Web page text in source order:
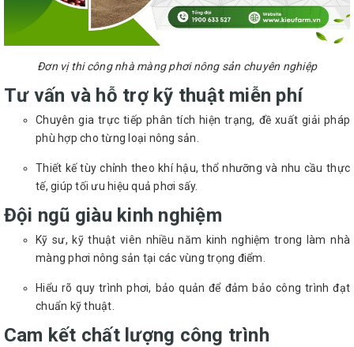
Đơn vị thi công nhà màng phơi nông sản chuyên nghiệp
Tư vấn và hỗ trợ kỹ thuật miễn phí
Chuyên gia trực tiếp phân tích hiện trạng, đề xuất giải pháp
phù hợp cho từng loại nông sản.
Thiết kế tùy chỉnh theo khí hậu, thổ nhưỡng và nhu cầu thực
tế, giúp tối ưu hiệu quả phơi sấy.
Đội ngũ giàu kinh nghiệm
Kỹ sư, kỹ thuật viên nhiều năm kinh nghiệm trong làm nhà
màng phơi nông sản tại các vùng trọng điểm.
Hiểu rõ quy trình phơi, bảo quản để đảm bảo công trình đạt
chuẩn kỹ thuật.
Cam kết chất lượng công trình